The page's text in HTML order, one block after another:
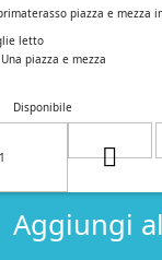
piazza e mezza
letto
Una piazza e mezza
Disponibile
Aggiungi